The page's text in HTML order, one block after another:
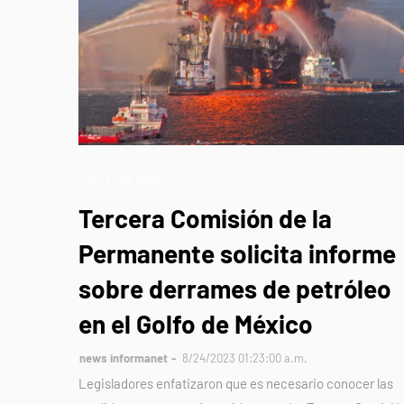
Tercera Comisión de la
Permanente solicita informe
sobre derrames de petróleo
en el Golfo de México
news informanet 8/24/2023 01:23:00 a.m.
Legisladores enfatizaron que es necesario conocer las